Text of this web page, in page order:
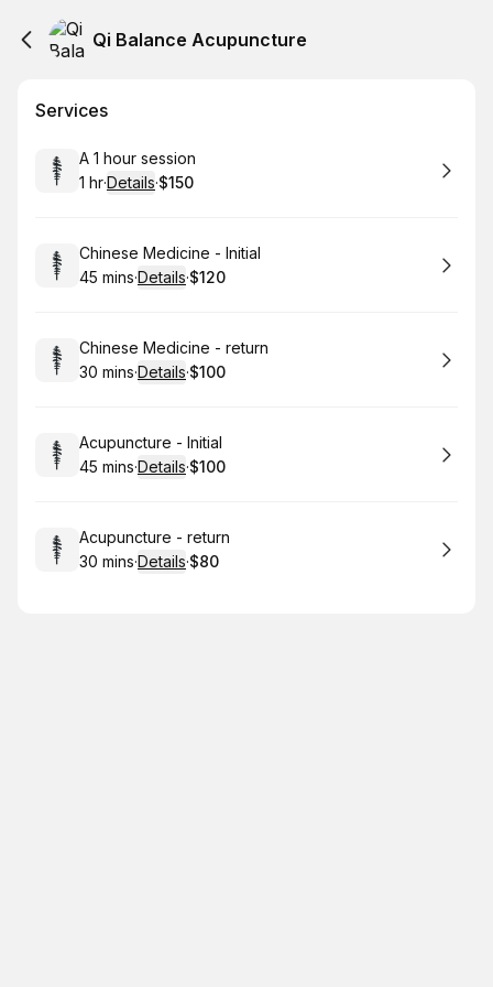
Qi Balance Acupuncture
Services
Book
A 1 hour session
. Duration:
1 hr·Details·
. Price
$150
Book
Chinese Medicine - Initial
.Duration:
45 mins·Details·
. Price
$120
Book
Chinese Medicine - return
.Duration:
30 mins·Details·
. Price
$100
Book
Acupuncture - Initial
.Duration:
45 mins·Details·
. Price
$100
Book
Acupuncture - return
.Duration:
30 mins·Details·
.Price
$80